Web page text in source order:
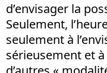
d’envisager la
Seulement,
seulement à
sérieusement et à